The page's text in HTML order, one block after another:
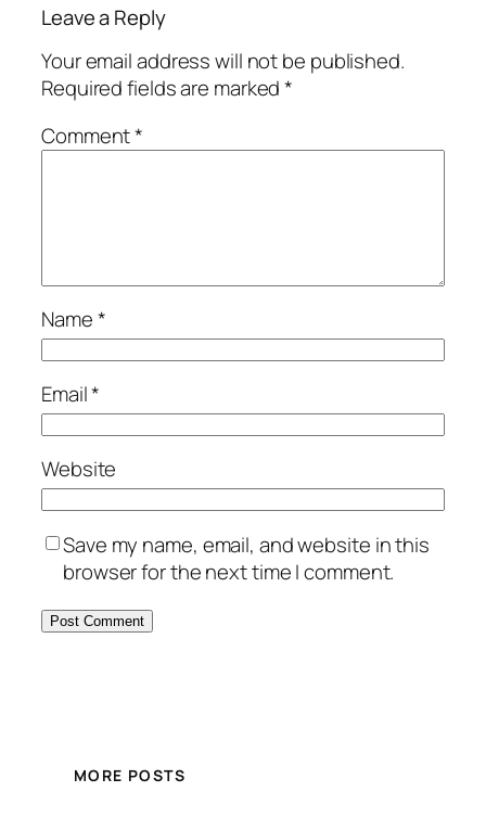
Leave a Reply
Your email address will not be published.
Required fields are marked*
Comment*
Name*
Email*
Website
Save my name, email, and website in this
browser for the next time I comment.
MORE POSTS